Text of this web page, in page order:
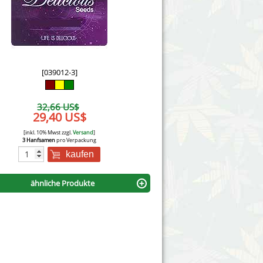
Victory Seeds
Vision Seeds
World of Seeds
CBD Nutzhanfsamen
[039012-3]
32,66 US$
29,40 US$
[inkl. 10% Mwst zzgl.Versand]
3 Hanfsamenpro Verpackung
kaufen
ähnliche Produkte